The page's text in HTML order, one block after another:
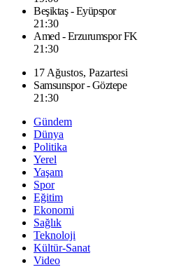
Beşiktaş - Eyüpspor
21:30
Amed - Erzurumspor FK
21:30
17 Ağustos, Pazartesi
Samsunspor - Göztepe
21:30
Gündem
Dünya
Politika
Yerel
Yaşam
Spor
Eğitim
Ekonomi
Sağlık
Teknoloji
Kültür-Sanat
Video